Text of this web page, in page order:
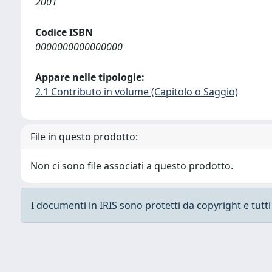
Codice ISBN
0000000000000000
Appare nelle tipologie:
2.1 Contributo in volume (Capitolo o Saggio)
File in questo prodotto:
Non ci sono file associati a questo prodotto.
I documenti in IRIS sono protetti da copyright e